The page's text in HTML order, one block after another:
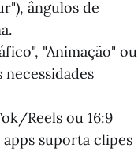
ângulos de
"Animação" ou
Reels ou 16:9
apps suporta clipes